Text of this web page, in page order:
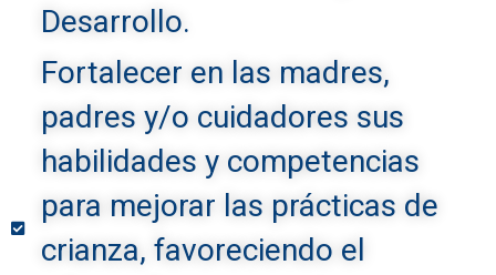
Desarrollo.
Fortalecer en las madres,
padres y/o cuidadores sus
habilidades y competencias
para mejorar las prácticas de
crianza, favoreciendo el